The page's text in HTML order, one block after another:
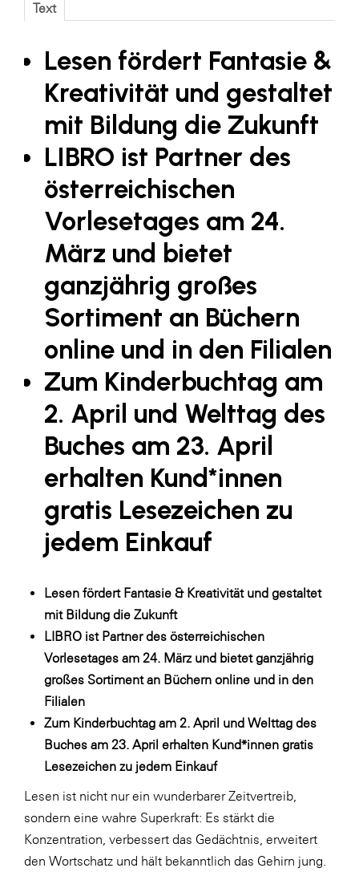
Cineplexx
Colmobil Austria
Darbo
Designer Outlets Parndorf und Salzburg
DOMOFERM
Essity
EY
FG UBIT Salzburg
foodaffairs
Fressnapf
FRoSTA
Gardena
Gas Connect Austria
GBV - Verband gemeinnütziger
Bauvereinigungen
Heimat Österreich
ikp
JELD-WEN DANA
kosaplaner
LAT Nitrogen
Libro
Lidl Österreich
Die Menü-Manufaktur
OMV
OptimaMed
Text
Lesen fördert Fantasie &
Kreativität und gestaltet
mit Bildung die Zukunft
LIBRO ist Partner des
österreichischen
Vorlesetages am 24.
März und bietet
ganzjährig großes
Sortiment an Büchern
online und in den Filialen
Zum Kinderbuchtag am
2. April und Welttag des
Buches am 23. April
erhalten Kund*innen
gratis Lesezeichen zu
jedem Einkauf
Lesen fördert Fantasie & Kreativität und gestaltet
mit Bildung die Zukunft
LIBRO ist Partner des österreichischen
Vorlesetages am 24. März und bietet ganzjährig
großes Sortiment an Büchern online und in den
Filialen
Zum Kinderbuchtag am 2. April und Welttag des
Buches am 23. April erhalten Kund*innen gratis
Lesezeichen zu jedem Einkauf
Lesen ist nicht nur ein wunderbarer Zeitvertreib,
sondern eine wahre Superkraft: Es stärkt die
Konzentration, verbessert das Gedächtnis, erweitert
den Wortschatz und hält bekanntlich das Gehirn jung.